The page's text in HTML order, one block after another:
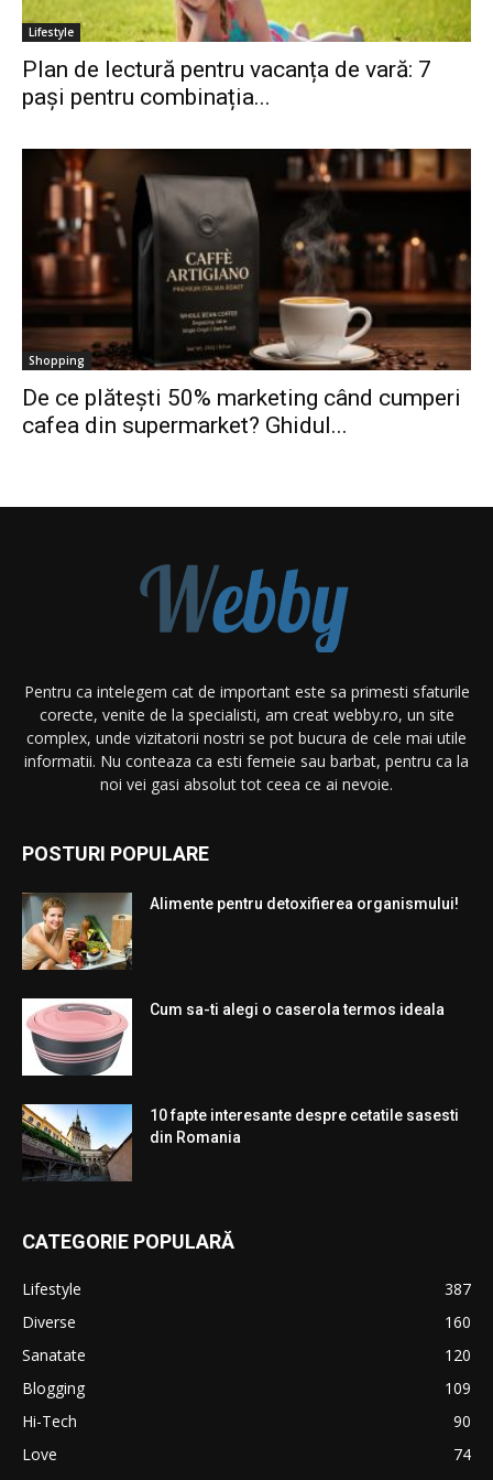
Lifestyle
Plan de lectură pentru vacanța de vară: 7
pași pentru combinația...
Shopping
De ce plătești 50% marketing când cumperi
cafea din supermarket? Ghidul...
Pentru ca intelegem cat de important este sa primesti sfaturile
corecte, venite de la specialisti, am creat webby.ro, un site
complex, unde vizitatorii nostri se pot bucura de cele mai utile
informatii. Nu conteaza ca esti femeie sau barbat, pentru ca la
noi vei gasi absolut tot ceea ce ai nevoie.
POSTURI POPULARE
Alimente pentru detoxifierea organismului!
Cum sa-ti alegi o caserola termos ideala
10 fapte interesante despre cetatile sasesti
din Romania
CATEGORIE POPULARĂ
Lifestyle
387
Diverse
160
Sanatate
120
Blogging
109
Hi-Tech
90
Love
74